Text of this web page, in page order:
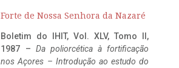
Forte de Nossa Senhora da Nazaré
Boletim do IHIT, Vol. XLV, Tomo II,
1987 – Da poliorcética à fortificação
nos Açores – Introdução ao estudo do